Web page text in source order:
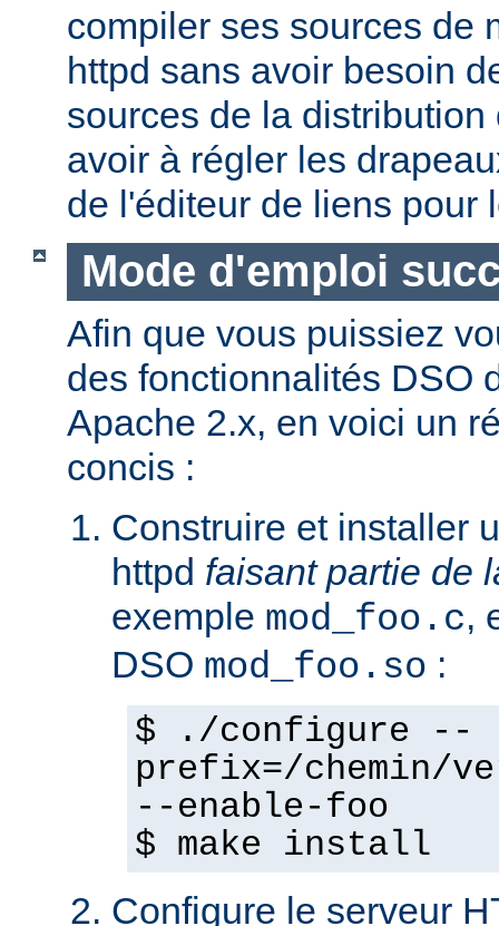
compiler ses sources de
httpd sans avoir besoin
sources de la
avoir à régler les
de l'éditeur de liens pour
Mode d'emploi
Afin que vous puissiez
des fonctionnalités DSO
Apache 2.x, en voici un
concis :
Construire et installer
httpd faisant partie de
exemple mod_foo.c,
DSO mod_foo.so :
$ ./configure --
prefix=/chemin/
--enable-foo
$ make install
Configure le serveur